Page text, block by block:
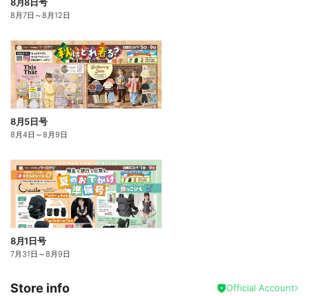
8月7日 ～8月12日
8月5日号
8月4日 ～8月9日
8月1日号
7月31日 ～8月9日
Store info Official Account